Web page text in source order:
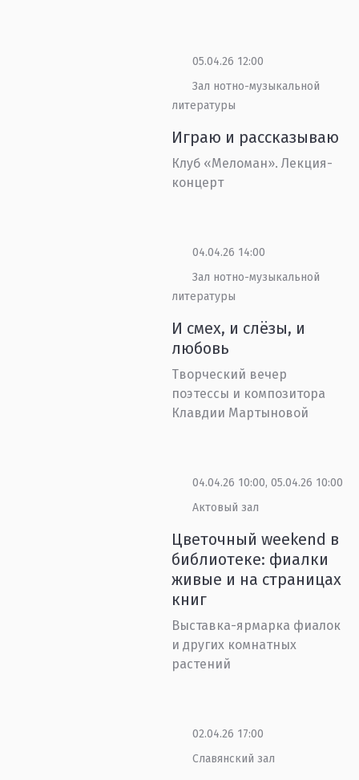
05.04.26 12:00
Зал нотно-музыкальной
литературы
Играю и рассказываю
Клуб «Меломан». Лекция-
концерт
04.04.26 14:00
Зал нотно-музыкальной
литературы
И смех, и слёзы, и
любовь
Творческий вечер
поэтессы и композитора
Клавдии Мартыновой
04.04.26 10:00, 05.04.26 10:00
Актовый зал
Цветочный weekend в
библиотеке: фиалки
живые и на страницах
книг
Выставка-ярмарка фиалок
и других комнатных
растений
02.04.26 17:00
Славянский зал